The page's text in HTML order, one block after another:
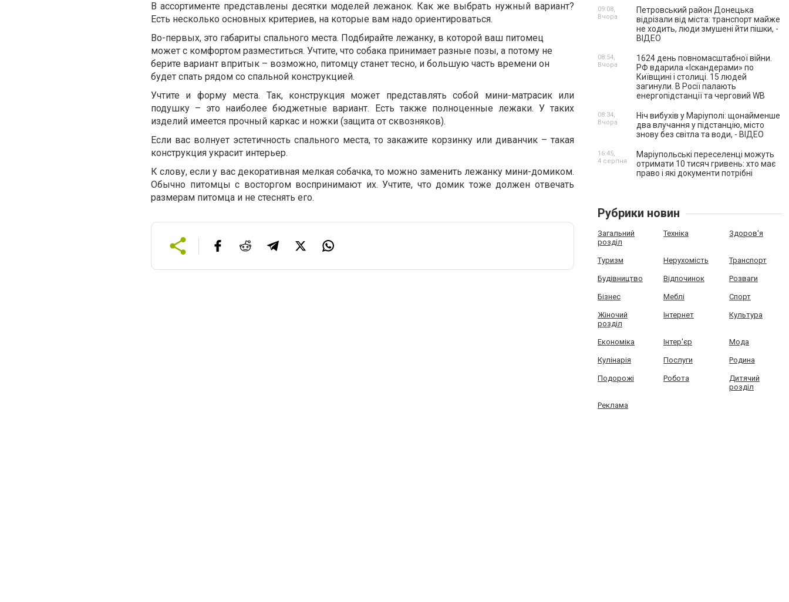
В ассортименте представлены десятки моделей лежанок. Как же выбрать нужный вариант?
Есть несколько основных критериев, на которые вам надо ориентироваться.
Во-первых, это габариты спального места. Подбирайте лежанку, в которой ваш питомец
может с комфортом разместиться. Учтите, что собака принимает разные позы, а потому не
берите вариант впритык – возможно, питомцу станет тесно, и большую часть времени он
будет спать рядом со спальной конструкцией.
Учтите и форму места. Так, конструкция может представлять собой мини-матрасик или
подушку – это наиболее бюджетные вариант. Есть также полноценные лежаки. У таких
изделий имеется прочный каркас и ножки (защита от сквозняков).
Если вас волнует эстетичность спального места, то закажите корзинку или диванчик – такая
конструкция украсит интерьер.
К слову, если у вас декоративная мелкая собачка, то можно заменить лежанку мини-домиком.
Обычно питомцы с восторгом воспринимают их. Учтите, что домик тоже должен отвечать
размерам питомца и не стеснять его.
Петровський район Донецька
відрізали від міста: транспорт майже
не ходить, люди змушені йти пішки, -
ВІДЕО
09:08,
Вчора
1624 день повномасштабної війни.
РФ вдарила «Іскандерами» по
Київщині і столиці. 15 людей
загинули. В Росії палають
енергопідстанції та черговий WB
08:54,
Вчора
Ніч вибухів у Маріуполі: щонайменше
два влучання у підстанцію, місто
знову без світла та води, - ВІДЕО
08:34,
Вчора
Маріупольські переселенці можуть
отримати 10 тисяч гривень: хто має
право і які документи потрібні
16:45,
4 серпня
Рубрики новин
Загальний
розділ
Техніка Здоров'я
Туризм Нерухомість Транспорт
Будівництво Відпочинок Розваги
Бізнес Меблі Спорт
Жіночий
розділ
Інтернет Культура
Економіка Інтер'єр Мода
Кулінарія Послуги Родина
Подорожі Робота
Дитячий
розділ
Реклама